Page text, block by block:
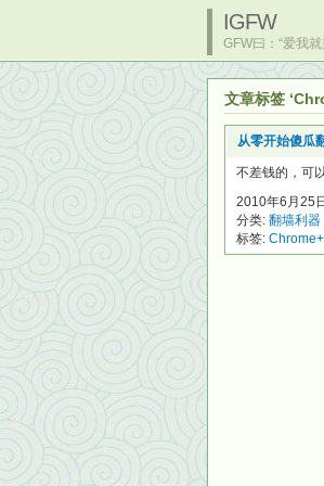
IGFW
GFW曰：“爱我
文章标签
从零开始傻瓜
不差钱的，可
2010年6月25
分类: 翻墙利器
标签: